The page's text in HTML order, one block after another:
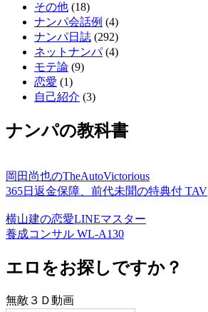
その他 (18)
ナンパ会話例 (4)
ナンパ日誌 (292)
ネットナンパ(4)
モテ論 (9)
恋愛 (1)
自己紹介 (3)
ナンパの教科書
岡田尚也のTheAutoVictorious
365日返金保障、前代未聞の特典付 TAV
横山建の恋愛LINEマスター
養成コンサル WL-A130
エロをお探しですか？
無敵３Ｄ動画